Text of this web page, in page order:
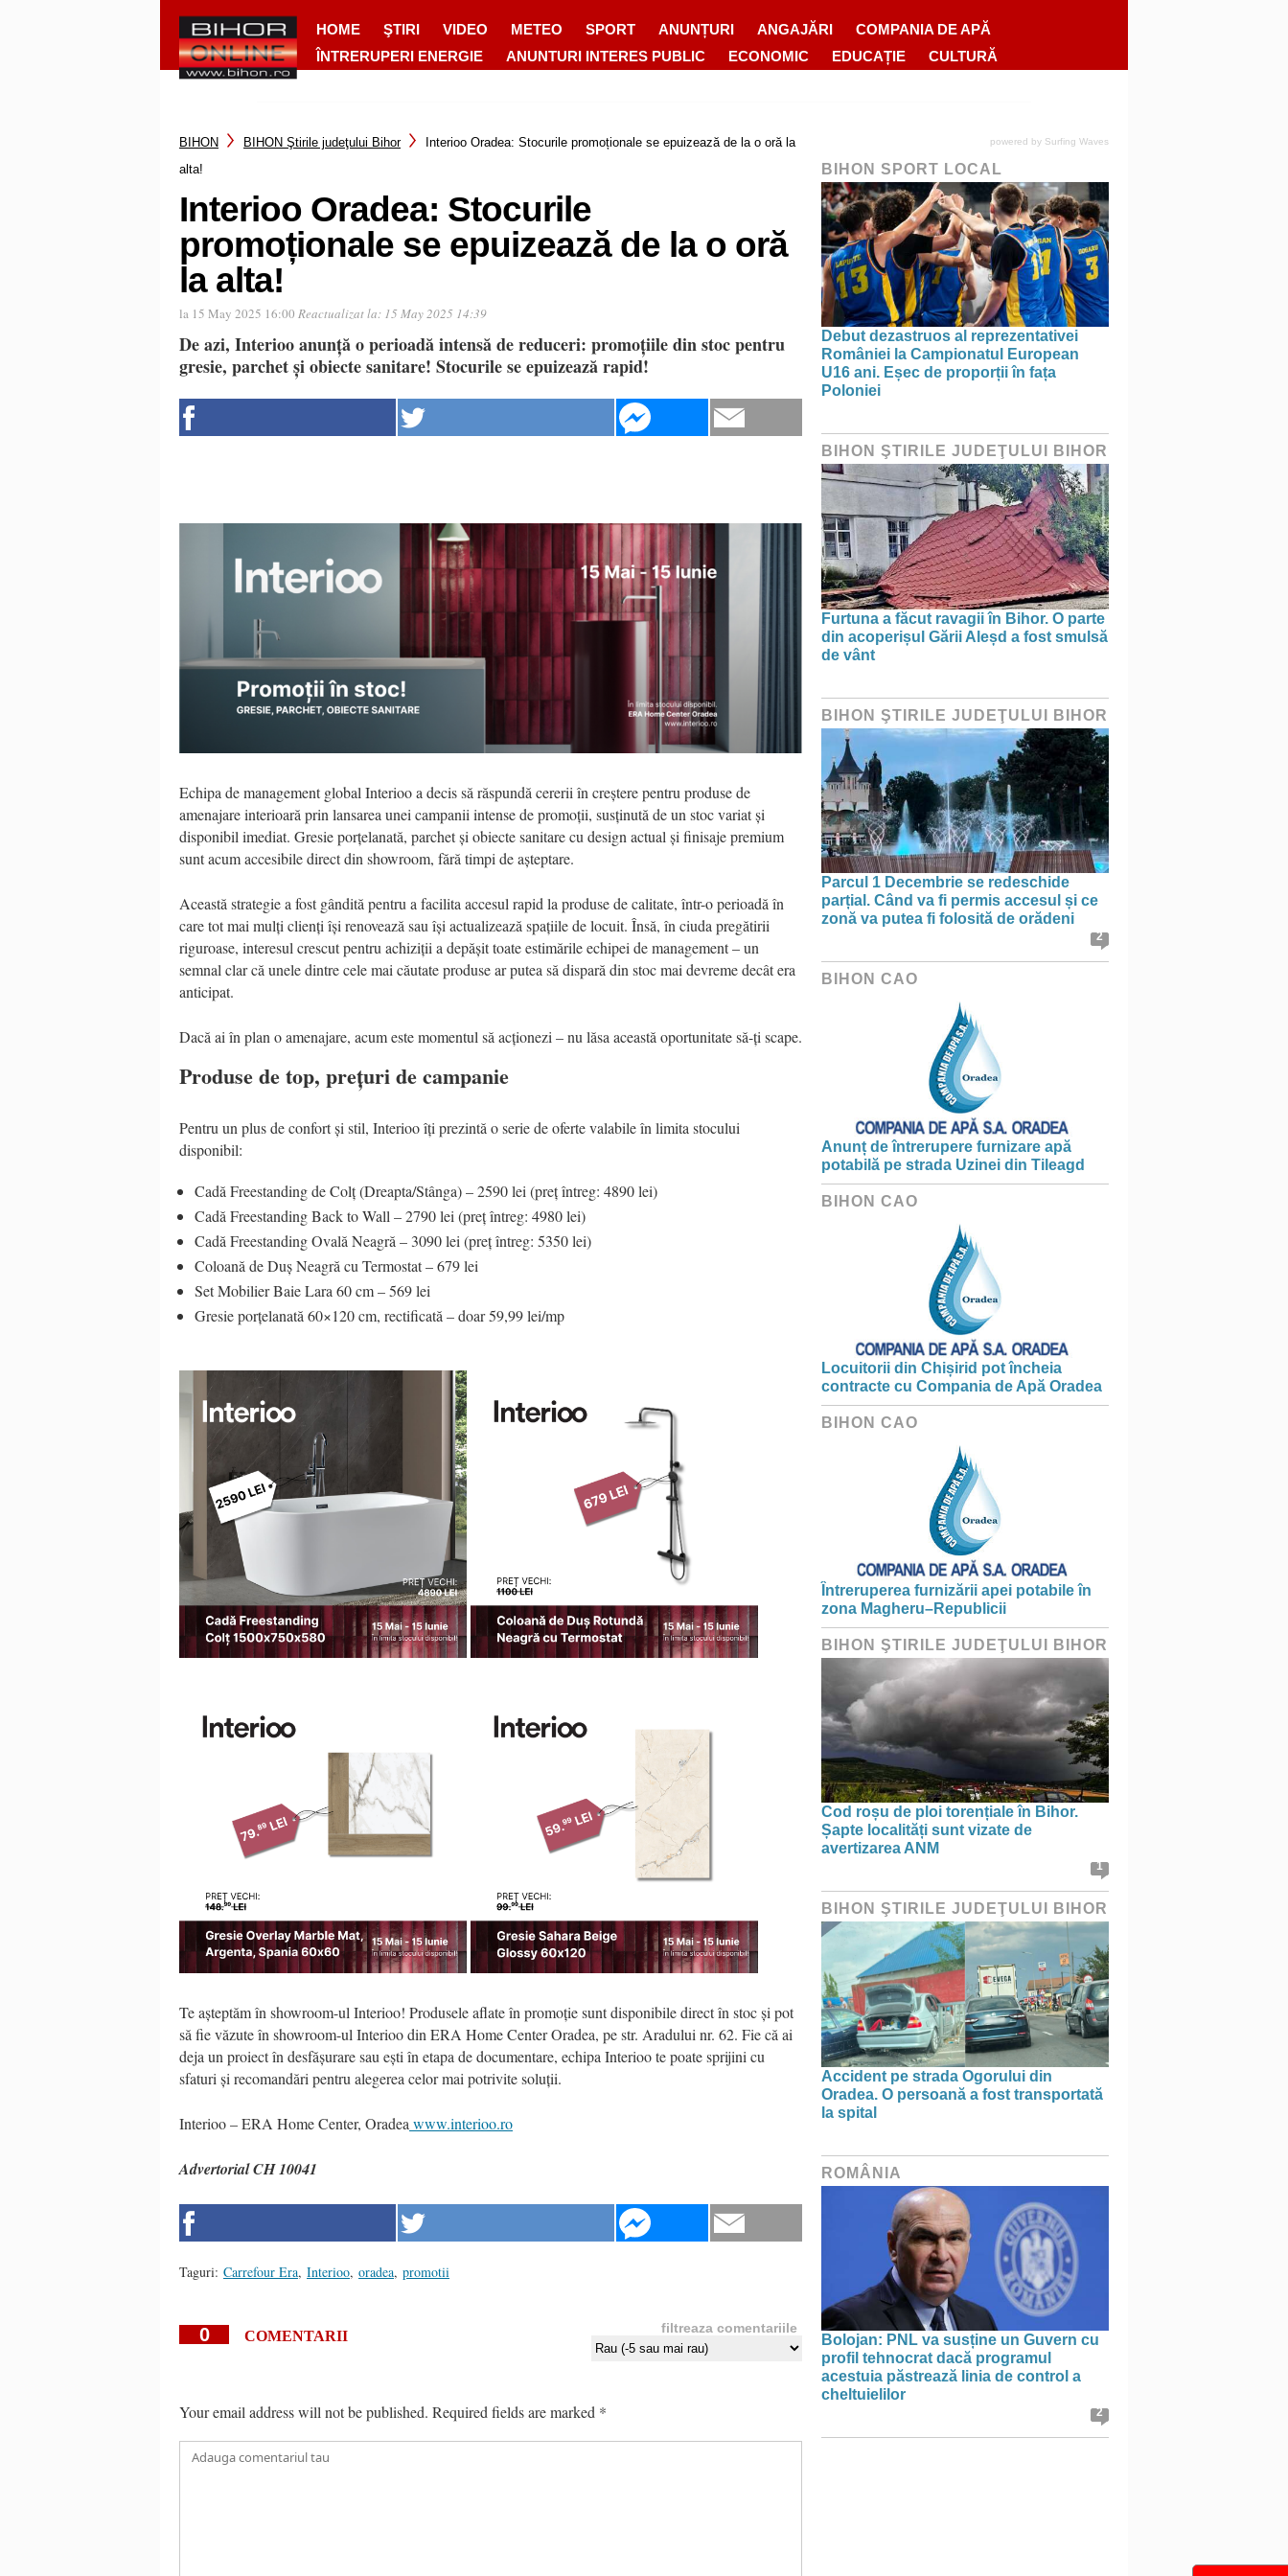
HOME ŞTIRI VIDEO METEO SPORT ANUNȚURI ANGAJĂRI
COMPANIA DE APĂ
ÎNTRERUPERI ENERGIE
ANUNTURI INTERES PUBLIC ECONOMIC EDUCAȚIE CULTURĂ
BIHON BIHON Ştirile judeţului Bihor
Interioo Oradea: Stocurile promoționale se epuizează de la o oră la
alta!
Interioo Oradea: Stocurile
promoționale se epuizează de la o oră
la alta!
la 15 May 2025 16:00 Reactualizat la: 15 May 2025 14:39
De azi, Interioo anunță o perioadă intensă de reduceri: promoțiile din stoc pentru
gresie, parchet și obiecte sanitare! Stocurile se epuizează rapid!
Echipa de management global Interioo a decis să răspundă cererii în creștere pentru produse de
amenajare interioară prin lansarea unei campanii intense de promoții, susținută de un stoc variat și
disponibil imediat. Gresie porțelanată, parchet și obiecte sanitare cu design actual și finisaje premium
sunt acum accesibile direct din showroom, fără timpi de așteptare.
Această strategie a fost gândită pentru a facilita accesul rapid la produse de calitate, într-o perioadă în
care tot mai mulți clienți își renovează sau își actualizează spațiile de locuit. Însă, în ciuda pregătirii
riguroase, interesul crescut pentru achiziții a depășit toate estimările echipei de management – un
semnal clar că unele dintre cele mai căutate produse ar putea să dispară din stoc mai devreme decât era
anticipat.
Dacă ai în plan o amenajare, acum este momentul să acționezi – nu lăsa această oportunitate să-ți scape.
Produse de top, prețuri de campanie
Pentru un plus de confort și stil, Interioo îți prezintă o serie de oferte valabile în limita stocului
disponibil:
Cadă Freestanding de Colț (Dreapta/Stânga) – 2590 lei (preț întreg: 4890 lei)
Cadă Freestanding Back to Wall – 2790 lei (preț întreg: 4980 lei)
Cadă Freestanding Ovală Neagră – 3090 lei (preț întreg: 5350 lei)
Coloană de Duș Neagră cu Termostat – 679 lei
Set Mobilier Baie Lara 60 cm – 569 lei
Gresie porțelanată 60×120 cm, rectificată – doar 59,99 lei/mp
Te așteptăm în showroom-ul Interioo! Produsele aflate în promoție sunt disponibile direct în stoc și pot
să fie văzute în showroom-ul Interioo din ERA Home Center Oradea, pe str. Aradului nr. 62. Fie că ai
deja un proiect în desfășurare sau ești în etapa de documentare, echipa Interioo te poate sprijini cu
sfaturi și recomandări pentru alegerea celor mai potrivite soluții.
Interioo – ERA Home Center, Oradeawww.interioo.ro
Advertorial CH 10041
Taguri: Carrefour Era, Interioo, oradea, promotii
0 COMENTARII filtreaza comentariile
Your email address will not be published. Required fields are marked *
powered by Surfing Waves
BIHON SPORT LOCAL
Debut dezastruos al reprezentativei
României la Campionatul European
U16 ani. Eșec de proporții în fața
Poloniei
BIHON ŞTIRILE JUDEŢULUI BIHOR
Furtuna a făcut ravagii în Bihor. O parte
din acoperișul Gării Aleșd a fost smulsă
de vânt
BIHON ŞTIRILE JUDEŢULUI BIHOR
Parcul 1 Decembrie se redeschide
parțial. Când va fi permis accesul și ce
zonă va putea fi folosită de orădeni
2
BIHON CAO
Anunț de întrerupere furnizare apă
potabilă pe strada Uzinei din Tileagd
BIHON CAO
Locuitorii din Chișirid pot încheia
contracte cu Compania de Apă Oradea
BIHON CAO
Întreruperea furnizării apei potabile în
zona Magheru–Republicii
BIHON ŞTIRILE JUDEŢULUI BIHOR
Cod roșu de ploi torențiale în Bihor.
Șapte localități sunt vizate de
avertizarea ANM
1
BIHON ŞTIRILE JUDEŢULUI BIHOR
Accident pe strada Ogorului din
Oradea. O persoană a fost transportată
la spital
ROMÂNIA
Bolojan: PNL va susține un Guvern cu
profil tehnocrat dacă programul
acestuia păstrează linia de control a
cheltuielilor
2